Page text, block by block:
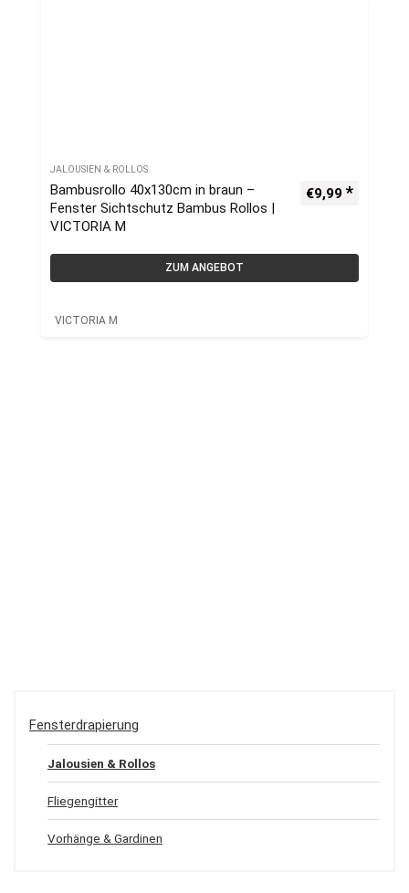
JALOUSIEN & ROLLOS
Bambusrollo 40x130cm in braun –
Fenster Sichtschutz Bambus Rollos |
VICTORIA M
€9,99
ZUM ANGEBOT
VICTORIA M
Fensterdrapierung
Jalousien & Rollos
Fliegengitter
Vorhänge & Gardinen